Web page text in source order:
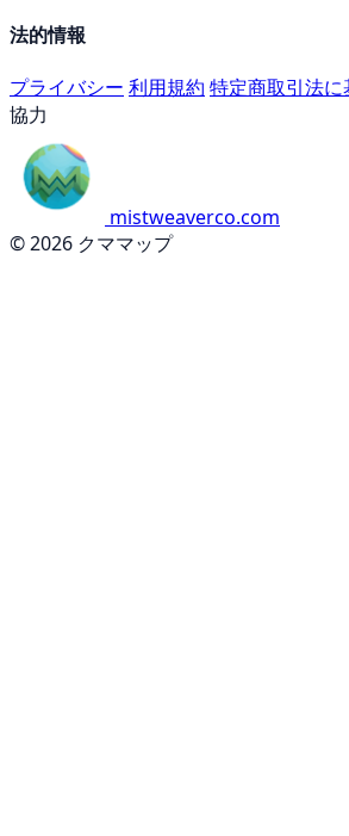
法的情報
プライバシー 利用規約 特定商取引法
協力
mistweaverco.com
© 2026 クママップ